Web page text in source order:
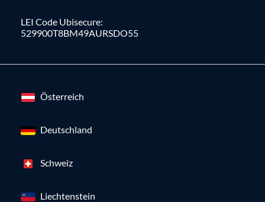
LEI Code Ubisecure:
529900T8BM49AURSDO55
Österreich
Deutschland
Schweiz
Liechtenstein